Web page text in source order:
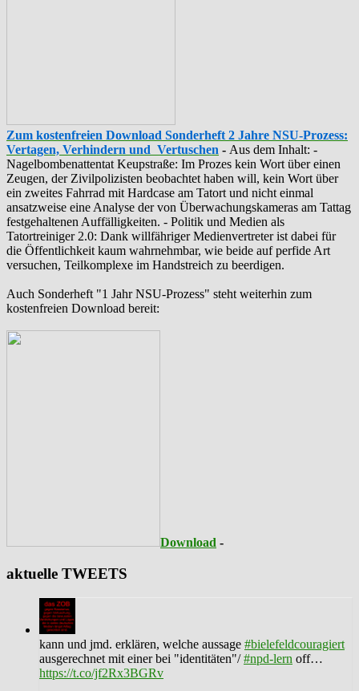
Zum kostenfreien Download Sonderheft 2 Jahre NSU-Prozess:
Vertagen, Verhindern und Vertuschen - Aus dem Inhalt: -
‪Nagelbombenattentat‬ ‎Keupstraße‬: Im Prozes kein Wort über einen
Zeugen, der Zivilpolizisten beobachtet haben will, kein Wort über
ein zweites Fahrrad mit Hardcase am Tatort und nicht einmal
ansatzweise eine Analyse der von Überwachungskameras am Tattag
festgehaltenen Auffälligkeiten. - Politik und Medien als
‪Tatortreiniger‬ 2.0: Dank willfähriger Medienvertreter ist dabei für
die Öffentlichkeit kaum wahrnehmbar, wie beide auf perfide Art
versuchen, Teilkomplexe im Handstreich zu beerdigen.
Auch Sonderheft "1 Jahr NSU-Prozess" steht weiterhin zum
kostenfreien Download bereit:
Download -
aktuelle TWEETS
kann und jmd. erklären, welche aussage #bielefeldcouragiert
ausgerechnet mit einer bei "identitäten"/#npd-lern off…
https://t.co/jf2Rx3BGRv